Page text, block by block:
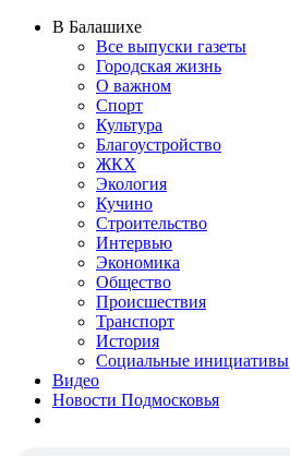
В Балашихе
Все выпуски газеты
Городская жизнь
О важном
Спорт
Культура
Благоустройство
ЖКХ
Экология
Кучино
Строительство
Интервью
Экономика
Общество
Происшествия
Транспорт
История
Социальные инициативы
Видео
Новости Подмосковья